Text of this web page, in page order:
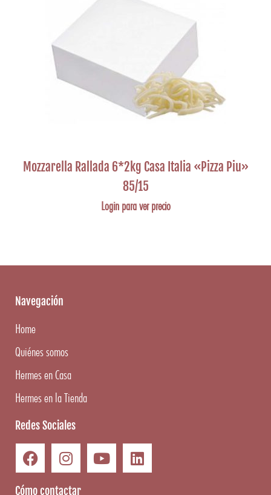
Mozzarella Rallada 6*2kg Casa Italia «Pizza Piu»
85/15
Login para ver precio
Navegación
Home
Quiénes somos
Hermes en Casa
Hermes en la Tienda
Redes Sociales
Cómo contactar